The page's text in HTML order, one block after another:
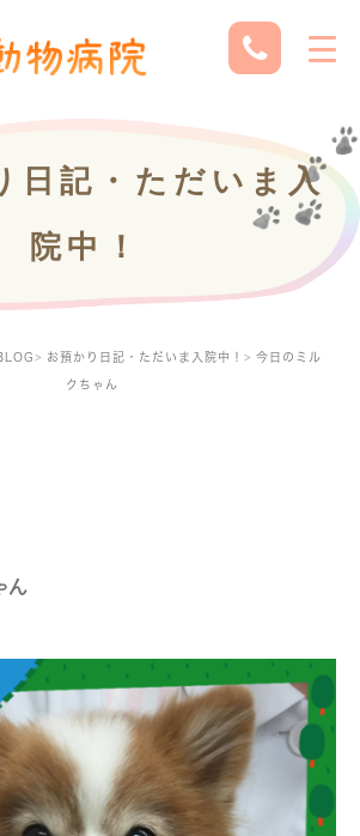
日記・ただいま入
院中！
お預かり日記・ただいま入院中！ 今日のミル
クちゃん
ん